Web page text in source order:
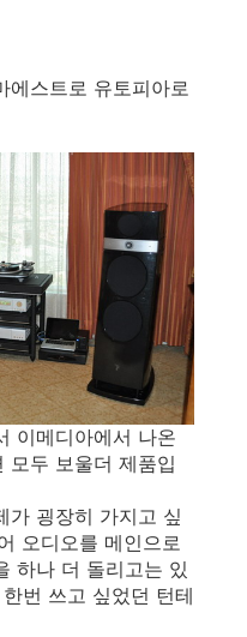
에스트로 유토피아로
이메디아에서 나온
모두 보울더 제품입
가 굉장히 가지고 싶
오디오를 메인으로
하나 더 돌리고는 있
번 쓰고 싶었던 턴테